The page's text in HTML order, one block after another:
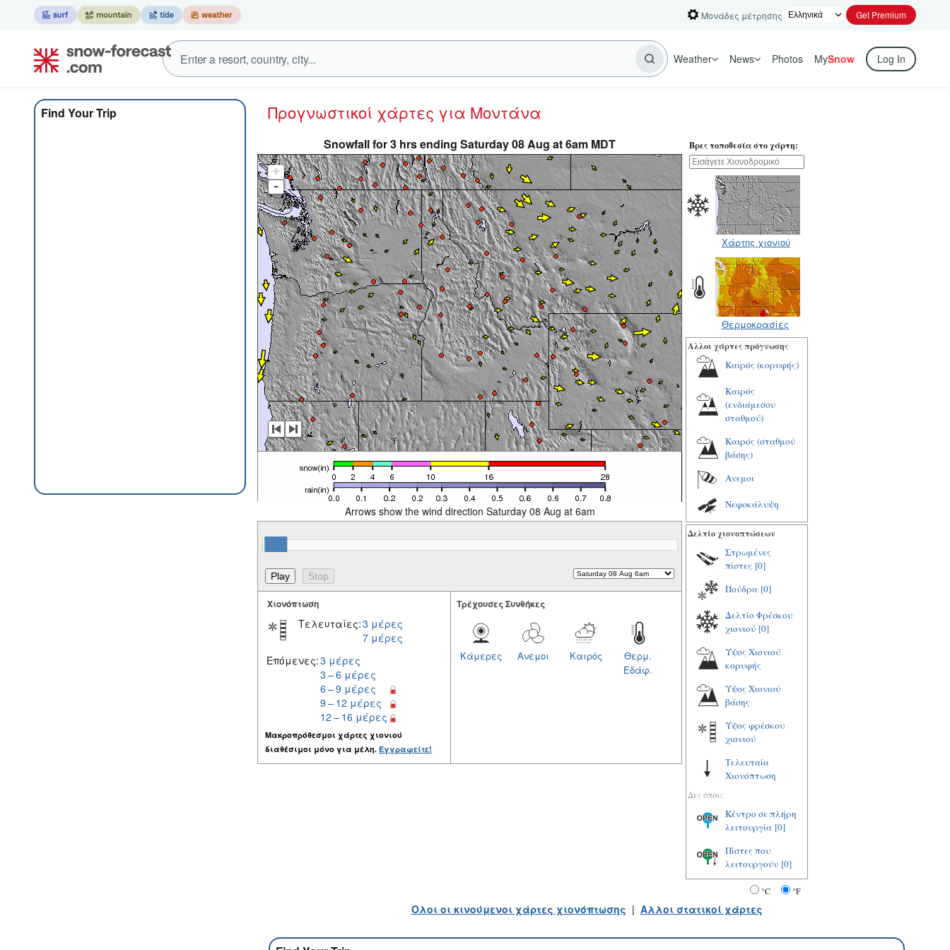
Μονάδες μέτρησης Get Premium
Weather News Photos MySnow Log In
Find Your Trip Προγνωστικοί χάρτες για Μοντάνα
Snowfall for 3 hrs ending Saturday 08 Aug at 6am MDT
+
-
Arrows show the wind direction Saturday 08 Aug at 6am
Χιονόπτωση
Τελευταίες:3 μέρες
7 μέρες
Επόμενες:3 μέρες
3 – 6 μέρες
6 – 9 μέρες
9 – 12 μέρες
12 – 16 μέρες
Μακροπρόθεσμοι χάρτες χιονιού
διαθέσιμοι μόνο για μέλη. Εγγραφείτε!
Tρέχουσες Συνθήκες
Θερμ.
Εδάφ.
Καιρός
Ανεμοι
Κάμερες
Βρες τοποθεσία στο χάρτη:
Χάρτης χιονιού
Θερμοκρασίες
Αλλοι χάρτες πρόγνωσης
Καιρός (κορυφής)
Καιρός
(ενδιάμεσου
σταθμού)
Καιρός (σταθμού
βάσης)
Ανεμοι
Νεφοκάλυψη
Δελτίο χιονοπτώσεων
Στρωμένες
πίστες [0]
Πούδρα [0]
Δελτίο Φρέσκου
χιονιού [0]
Υψος Χιονιού
κορυφής
Υψος Χιονιού
βάσης
Υψος φρέσκου
χιονιού
Τελευταία
Χιονόπτωση
Δες όπου:
Κέντρο σε πλήρη
λειτουργία [0]
Πίστες που
λειτουργούν [0]
°C °F
Ολοι οι κινούμενοι χάρτες χιονόπτωσης | Αλλοι στατικοί χάρτες